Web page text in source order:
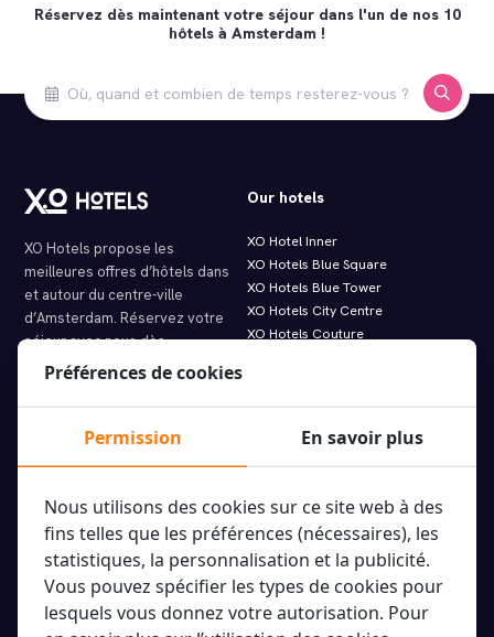
Réservez dès maintenant votre séjour dans l'un de nos 10
hôtels à Amsterdam !
XO Hotels propose les
meilleures offres d’hôtels dans
et autour du centre-ville
d’Amsterdam. Réservez votre
séjour avec nous dès
aujourd’hui !
Molenwerf 1
1014 AG Amsterdam
Our hotels
XO Hotel Inner
XO Hotels Blue Square
XO Hotels Blue Tower
XO Hotels City Centre
XO Hotels Couture
Hotel Artemis
Hotel Levell
Hotel Van Gogh
Information
À propos de XO Hotels
Les sites des hôtels
Featured links.
Offres imbattables
Louez votre XO Hotels vélo
Préférences de cookies
Permission En savoir plus
Nous utilisons des cookies sur ce site web à des
fins telles que les préférences (nécessaires), les
statistiques, la personnalisation et la publicité.
Vous pouvez spécifier les types de cookies pour
lesquels vous donnez votre autorisation. Pour